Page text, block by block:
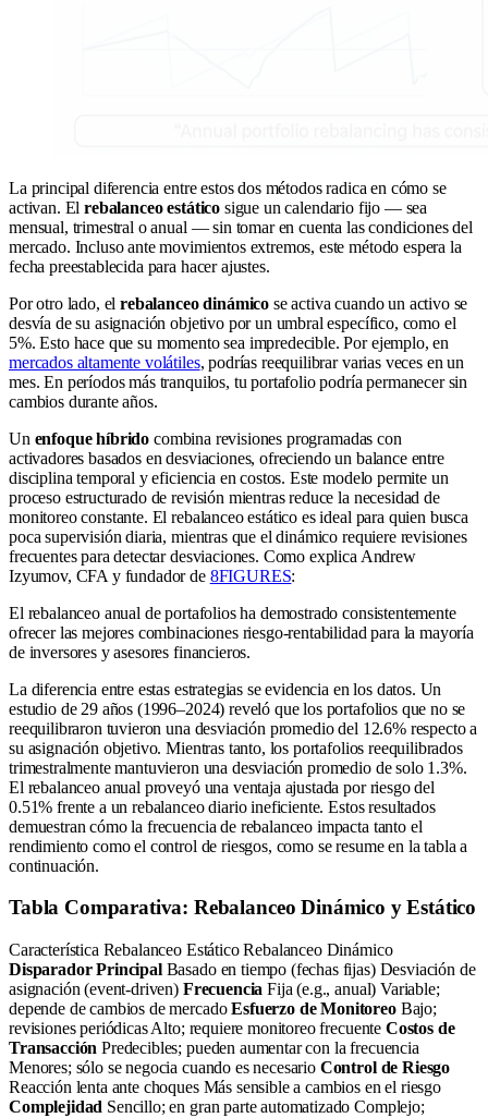
La principal diferencia entre estos dos métodos radica en cómo se
activan. Elrebalanceo estático sigue un calendario fijo — sea
mensual, trimestral o anual — sin tomar en cuenta las condiciones del
mercado. Incluso ante movimientos extremos, este método espera la
fecha preestablecida para hacer ajustes.
Por otro lado, elrebalanceo dinámico se activa cuando un activo se
desvía de su asignación objetivo por un umbral específico, como el
5%. Esto hace que su momento sea impredecible. Por ejemplo, en
mercados altamente volátiles, podrías reequilibrar varias veces en un
mes. En períodos más tranquilos, tu portafolio podría permanecer sin
cambios durante años.
Un enfoque híbrido combina revisiones programadas con
activadores basados en desviaciones, ofreciendo un balance entre
disciplina temporal y eficiencia en costos. Este modelo permite un
proceso estructurado de revisión mientras reduce la necesidad de
monitoreo constante. El rebalanceo estático es ideal para quien busca
poca supervisión diaria, mientras que el dinámico requiere revisiones
frecuentes para detectar desviaciones. Como explica Andrew
Izyumov, CFA y fundador de 8FIGURES:
El rebalanceo anual de portafolios ha demostrado consistentemente
ofrecer las mejores combinaciones riesgo-rentabilidad para la mayoría
de inversores y asesores financieros.
La diferencia entre estas estrategias se evidencia en los datos. Un
estudio de 29 años (1996–2024) reveló que los portafolios que no se
reequilibraron tuvieron una desviación promedio del 12.6% respecto a
su asignación objetivo. Mientras tanto, los portafolios reequilibrados
trimestralmente mantuvieron una desviación promedio de solo 1.3%.
El rebalanceo anual proveyó una ventaja ajustada por riesgo del
0.51% frente a un rebalanceo diario ineficiente. Estos resultados
demuestran cómo la frecuencia de rebalanceo impacta tanto el
rendimiento como el control de riesgos, como se resume en la tabla a
continuación.
Tabla Comparativa: Rebalanceo Dinámico y Estático
Característica Rebalanceo Estático Rebalanceo Dinámico
Disparador PrincipalBasado en tiempo (fechas fijas) Desviación de
asignación (event-driven) Frecuencia Fija (e.g., anual) Variable;
depende de cambios de mercadoEsfuerzo de MonitoreoBajo;
revisiones periódicas Alto; requiere monitoreo frecuente Costos de
Transacción Predecibles; pueden aumentar con la frecuencia
Menores; sólo se negocia cuando es necesario Control de Riesgo
Reacción lenta ante choques Más sensible a cambios en el riesgo
Complejidad Sencillo; en gran parte automatizado Complejo;